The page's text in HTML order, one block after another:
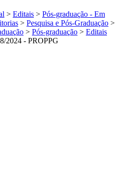
> Editais > Pós-graduação - Em
> Pesquisa e Pós-Graduação >
> Pós-graduação > Editais
2024 - PROPPG